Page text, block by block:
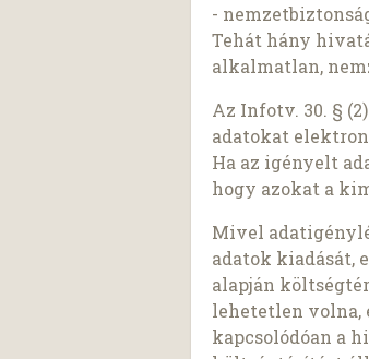
-
Tehát hány
alkalmatlan,
Az Infotv. 30. §
adatokat
Ha az igényelt
hogy azokat a
Mivel
adatok kiadását,
alapján
lehetetlen volna,
kapcsolódóan a